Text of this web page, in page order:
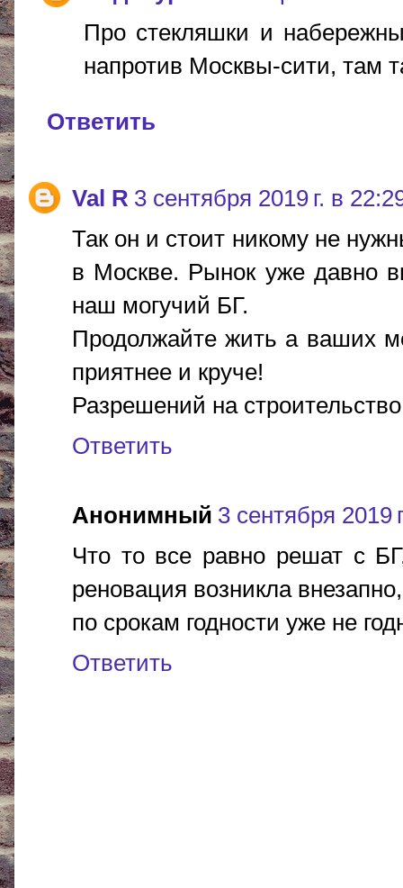
Про стекляшки и
напротив Москвы-сити, там
Ответить
Val R 3 сентября 2019 г. в
Так он и стоит никому не
в Москве. Рынок уже давно
наш могучий БГ.
Продолжайте жить а ваших
приятнее и круче!
Разрешений на
Ответить
Анонимный 3 сентября 2019
Что то все равно решат с
реновация возникла
по срокам годности уже не
Ответить